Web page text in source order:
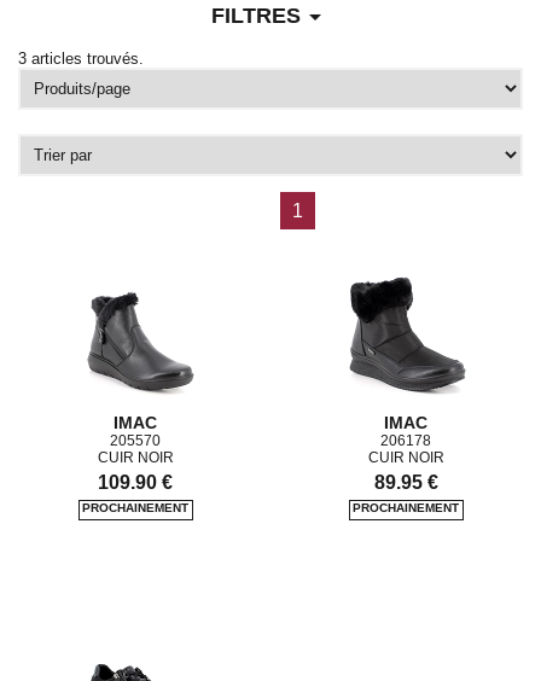
FILTRES arrow_drop_down
3 articles trouvés.
1
IMAC
205570
CUIR NOIR
109.90 €
IMAC
206178
CUIR NOIR
89.95 €